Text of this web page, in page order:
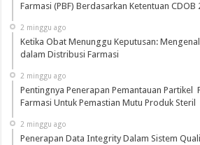
Farmasi (PBF) Berdasarkan Ketentuan CDOB
2 minggu ago
Ketika Obat Menunggu Keputusan:
dalam Distribusi Farmasi
2 minggu ago
Pentingnya Penerapan Pemantauan Partikel
Farmasi Untuk Pemastian Mutu Produk Steril
2 minggu ago
Penerapan Data Integrity Dalam Sistem